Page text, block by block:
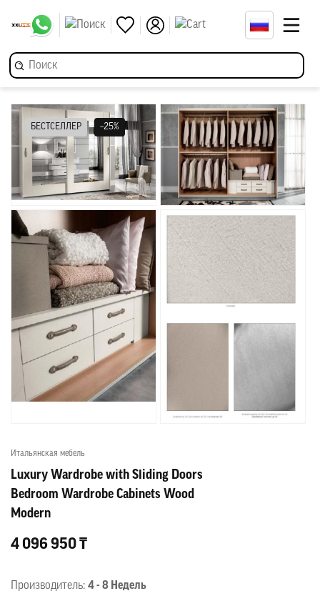
БЕСТСЕЛЛЕР –25%
Итальянская мебель
Luxury Wardrobe with Sliding Doors
Bedroom Wardrobe Cabinets Wood
Modern
4 096 950 ₸
Производитель: 4 - 8 Недель